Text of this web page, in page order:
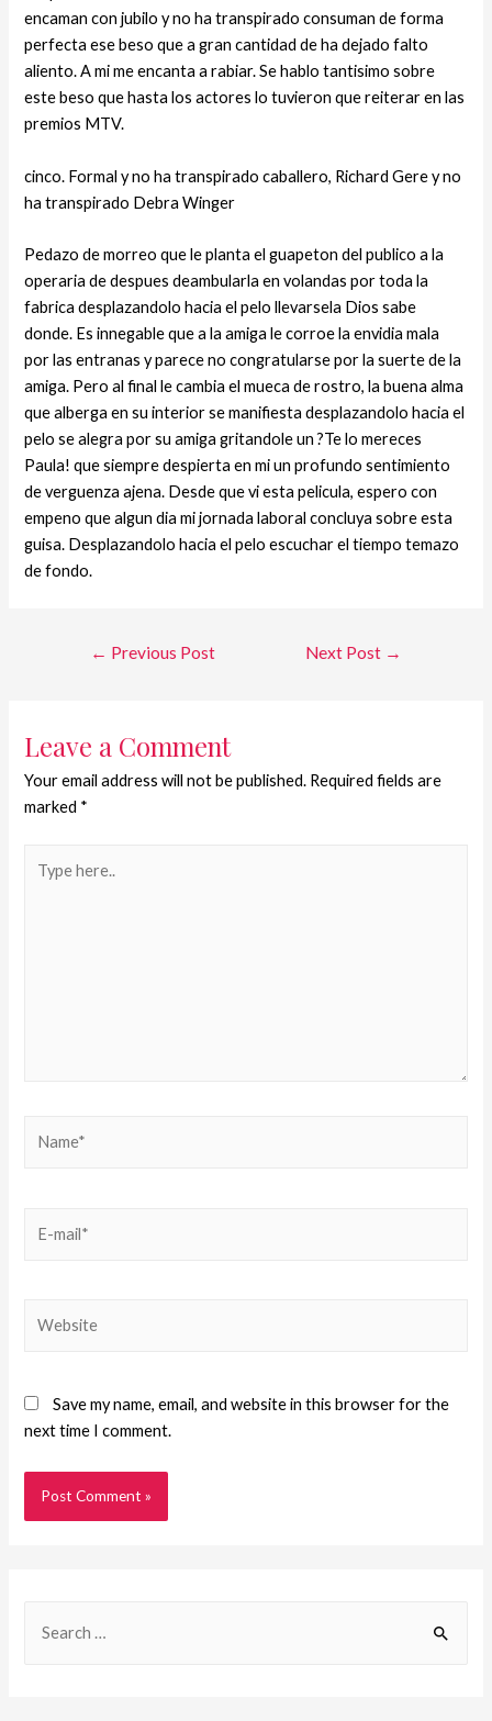
encaman con jubilo y no ha transpirado consuman de forma
perfecta ese beso que a gran cantidad de ha dejado falto
aliento. A mi me encanta a rabiar. Se hablo tantisimo sobre
este beso que hasta los actores lo tuvieron que reiterar en las
premios MTV.
cinco. Formal y no ha transpirado caballero, Richard Gere y no
ha transpirado Debra Winger
Pedazo de morreo que le planta el guapeton del publico a la
operaria de despues deambularla en volandas por toda la
fabrica desplazandolo hacia el pelo llevarsela Dios sabe
donde. Es innegable que a la amiga le corroe la envidia mala
por las entranas y parece no congratularse por la suerte de la
amiga. Pero al final le cambia el mueca de rostro, la buena alma
que alberga en su interior se manifiesta desplazandolo hacia el
pelo se alegra por su amiga gritandole un ?Te lo mereces
Paula! que siempre despierta en mi un profundo sentimiento
de verguenza ajena. Desde que vi esta pelicula, espero con
empeno que algun dia mi jornada laboral concluya sobre esta
guisa. Desplazandolo hacia el pelo escuchar el tiempo temazo
de fondo.
← Previous Post Next Post →
Leave a Comment
Your email address will not be published. Required fields are
marked *
Save my name, email, and website in this browser for the
next time I comment.